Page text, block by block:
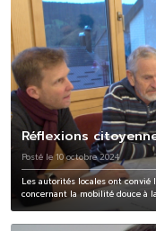
Réflexions
Posté le 10 octobre 2024
Les autorités locales ont
concernant la mobilité douce à